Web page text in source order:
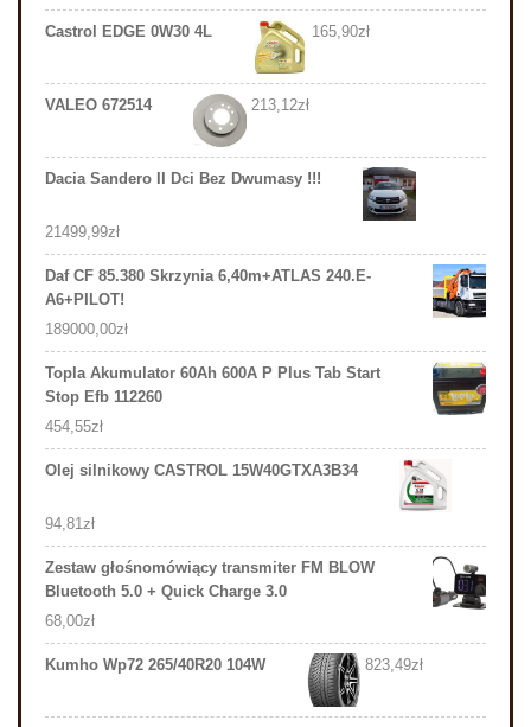
Castrol EDGE 0W30 4L 165,90zł
VALEO 672514 213,12zł
Dacia Sandero II Dci Bez Dwumasy !!!
21499,99zł
Daf CF 85.380 Skrzynia 6,40m+ATLAS 240.E-
A6+PILOT!
189000,00zł
Topla Akumulator 60Ah 600A P Plus Tab Start
Stop Efb 112260
454,55zł
Olej silnikowy CASTROL 15W40GTXA3B34
94,81 zł
Zestaw głośnomówiący transmiter FM BLOW
Bluetooth 5.0 + Quick Charge 3.0
68,00zł
Kumho Wp72 265/40R20 104W 823,49zł